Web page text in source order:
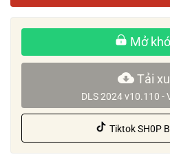
Mở
Tải
DLS 2024 v10.110 -
Tiktok SH0P